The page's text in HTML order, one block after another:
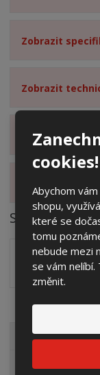
cookies!
Abychom
shopu,
které se
tomu
nebude mezi
se vám
změnit.
Zobrazit
Zobrazit
Zobrazit
Zobrazit
Soubory ke
Zakótovaný
zálisků ve
VŠECHNY
Elektroměrové